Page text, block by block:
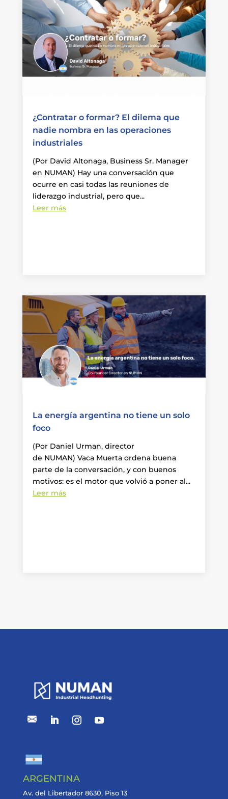
¿Contratar o formar? El dilema que
nadie nombra en las operaciones
industriales
(Por David Altonaga, Business Sr. Manager
en NUMAN) Hay una conversación que
ocurre en casi todas las reuniones de
liderazgo industrial, pero que...
Leer más
La energía argentina no tiene un solo
foco
(Por Daniel Urman, director
de NUMAN) Vaca Muerta ordena buena
parte de la conversación, y con buenos
motivos: es el motor que volvió a poner al...
Leer más
ARGENTINA
Av. del Libertador 8630, Piso 13